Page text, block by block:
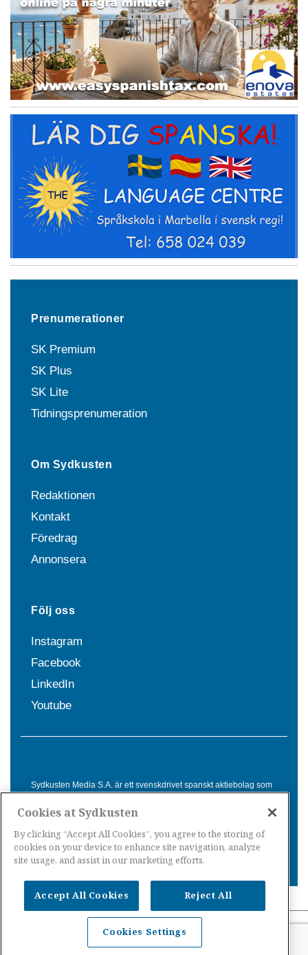
Prenumerationer
SK Premium
SK Plus
SK Lite
Tidningsprenumeration
Om Sydkusten
Redaktionen
Kontakt
Föredrag
Annonsera
Följ oss
Instagram
Facebook
LinkedIn
Youtube
Sydkusten Media S.A. är ett svenskdrivet spanskt aktiebolag som
Spanien. Genom nyhetsbevakning av hela Spanien, med bas på
informationsförmedling för svenskar i Spanien.
Nyheter Spanien· Nyheter Costa del Sol
Costa Tropical·Nyheter Costa Blanca
Cookies at Sydkusten
By clicking “Accept All Cookies”, you agree to the storing of
cookies on your device to enhance site navigation, analyze
site usage, and assist in our marketing efforts.
Accept All Cookies Reject All
Cookies Settings